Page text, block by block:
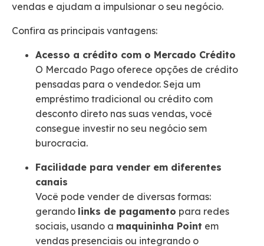
vendas e ajudam a impulsionar o seu negócio.
Confira as principais vantagens:
Acesso a crédito com o Mercado Crédito
O Mercado Pago oferece opções de crédito
pensadas para o vendedor. Seja um
empréstimo tradicional ou crédito com
desconto direto nas suas vendas, você
consegue investir no seu negócio sem
burocracia.
Facilidade para vender em diferentes
canais
Você pode vender de diversas formas:
gerando links de pagamento para redes
sociais, usando a maquininha Point em
vendas presenciais ou integrando o